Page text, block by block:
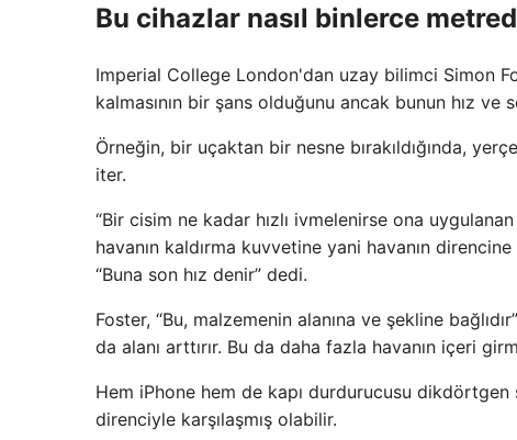
Bu cihazlar nasıl binlerce
Imperial College London'dan uzay bilimci Simon
kalmasının bir şans olduğunu ancak bunun hız
Örneğin, bir uçaktan bir nesne bırakıldığında,
iter.
“Bir cisim ne kadar hızlı ivmelenirse ona
havanın kaldırma kuvvetine yani havanın
“Buna son hız denir” dedi.
Foster, “Bu, malzemenin alanına ve şekline
da alanı arttırır. Bu da daha fazla havanın içeri
Hem iPhone hem de kapı durdurucusu
direnciyle karşılaşmış olabilir.